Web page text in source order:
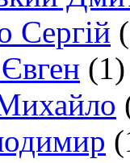
Сергій
(1)